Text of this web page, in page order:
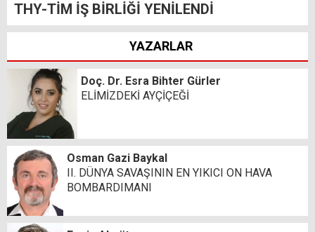
THY-TİM İŞ BİRLİĞİ YENİLENDİ
YAZARLAR
Doç. Dr. Esra Bihter Gürler
ELİMİZDEKİ AYÇİÇEĞİ
Osman Gazi Baykal
II. DÜNYA SAVAŞININ EN YIKICI ON HAVA
BOMBARDIMANI